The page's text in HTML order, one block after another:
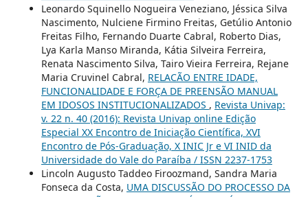
Leonardo Squinello Nogueira Veneziano, Jéssica Silva
Nascimento, Nulciene Firmino Freitas, Getúlio Antonio
Freitas Filho, Fernando Duarte Cabral, Roberto Dias,
Lya Karla Manso Miranda, Kátia Silveira Ferreira,
Renata Nascimento Silva, Tairo Vieira Ferreira, Rejane
Maria Cruvinel Cabral, RELACÃO ENTRE IDADE,
FUNCIONALIDADE E FORÇA DE PREENSÃO MANUAL
EM IDOSOS INSTITUCIONALIZADOS , Revista Univap:
v. 22 n. 40 (2016): Revista Univap online Edição
Especial XX Encontro de Iniciação Científica, XVI
Encontro de Pós-Graduação, X INIC Jr e VI INID da
Universidade do Vale do Paraíba / ISSN 2237-1753
Lincoln Augusto Taddeo Firoozmand, Sandra Maria
Fonseca da Costa, UMA DISCUSSÃO DO PROCESSO DA